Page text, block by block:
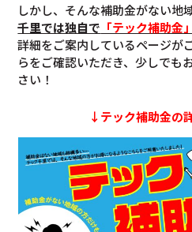
しかし、そんな補助金がない地
千里では独自で 「テック補助金」
詳細をご案内しているページが
らをご確認いただき、少しでも
さい！
↓テック補助金の